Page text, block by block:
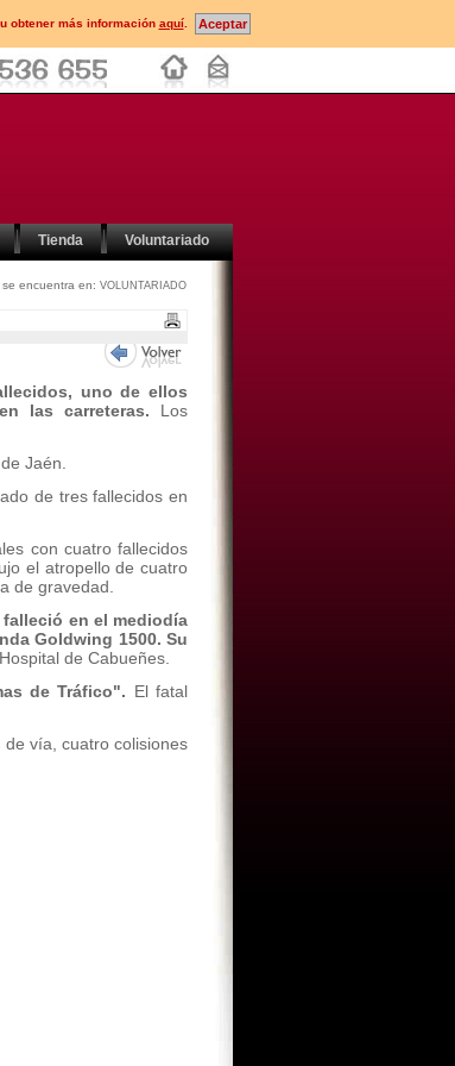
obtener más información aquí.
Tienda Voluntariado
se encuentra en: VOLUNTARIADO
uno de ellos
las carreteras. Los
Jaén.
de tres fallecidos en
con cuatro fallecidos
el atropello de cuatro
de gravedad.
falleció en el mediodía
Goldwing 1500. Su
de Cabueñes.
de Tráfico". El fatal
vía, cuatro colisiones